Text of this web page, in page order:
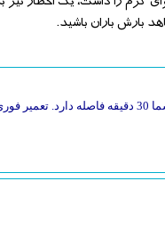
بارش باران باشید.
در هرکجای تورنتو که هستید گلوبال گلاس با